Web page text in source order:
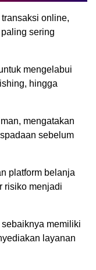
online,
sering
mengelabui
hingga
mengatakan
sebelum
platform belanja
risiko menjadi
memiliki
layanan